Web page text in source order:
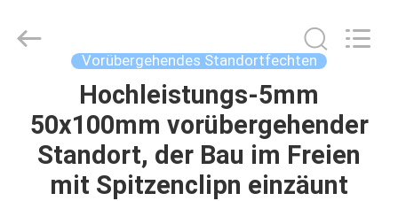
PRODUKTE
Copyright
Developed
Vorübergehendes Standortfechten
Hochleistungs-5mm
50x100mm vorübergehender
Standort, der Bau im Freien
mit Spitzenclipn einzäunt